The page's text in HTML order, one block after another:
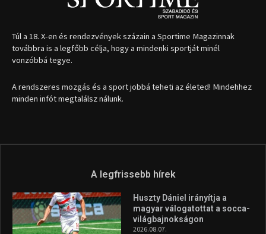
Túl a 18. X-en és rendezvények százain a Sportime Magazinnak
továbbra is a legfőbb célja, hogy a mindenki sportját minél
vonzóbbá tegye.
A rendszeres mozgás és a sport jobbá teheti az életed! Mindehhez
minden infót megtalálsz nálunk.
A legfrissebb hírek
Huszty Dániel irányítja a
magyar válogatottat a socca-
világbajnokságon
2026.08.07.